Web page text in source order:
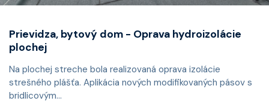
Prievidza, bytový dom - Oprava hydroizolácie
plochej
Na plochej streche bola realizovaná oprava izolácie
strešného plášťa. Aplikácia nových modifikovaných pásov s
bridlicovým...